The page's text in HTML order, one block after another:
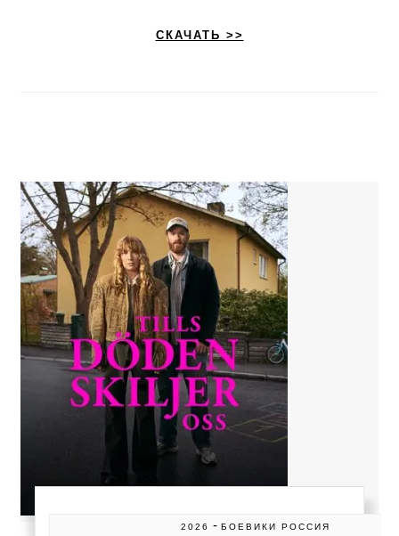
СКАЧАТЬ >>
2026 -БОЕВИКИ РОССИЯ